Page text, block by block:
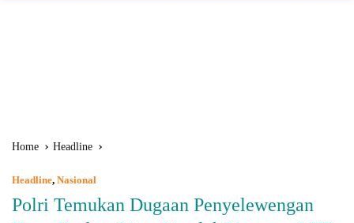
Home Headline
Headline, Nasional
Polri Temukan Dugaan Penyelewengan